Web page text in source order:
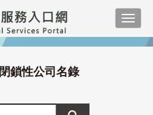
閉鎖性公司名錄